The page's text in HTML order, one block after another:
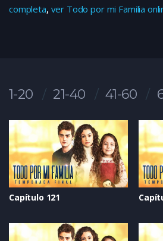
completa, ver Todo por mi Familia
1-20 21-40 41-60
Capítulo 121